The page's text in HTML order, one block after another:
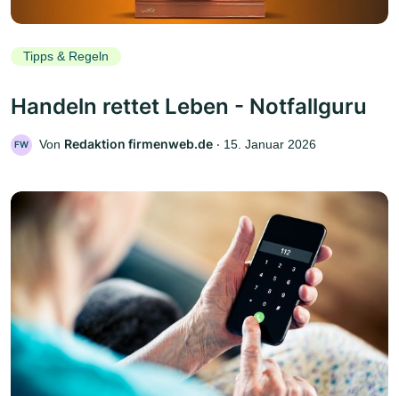
Tipps & Regeln
Handeln rettet Leben - Notfallguru
FW Von Redaktion firmenweb.de ‧ 15. Januar 2026